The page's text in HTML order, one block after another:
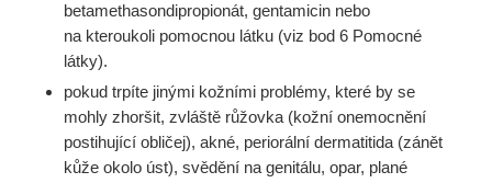
betamethasondipropionát, gentamicin nebo
na kteroukoli pomocnou látku (viz bod 6 Pomocné
látky).
pokud trpíte jinými kožními problémy, které by se
mohly zhoršit, zvláště růžovka (kožní onemocnění
postihující obličej), akné, periorální dermatitida (zánět
kůže okolo úst), svědění na genitálu, opar, plané